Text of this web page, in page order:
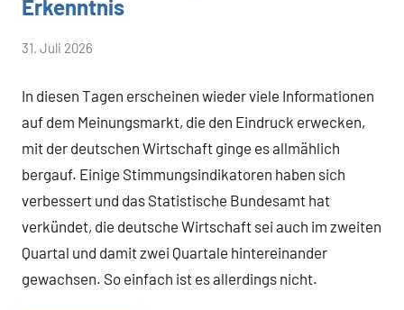
Erkenntnis
von
Flassbeck
31. Juli 2026
In diesen Tagen erscheinen wieder viele Informationen
auf dem Meinungsmarkt, die den Eindruck erwecken,
mit der deutschen Wirtschaft ginge es allmählich
bergauf. Einige Stimmungsindikatoren haben sich
verbessert und das Statistische Bundesamt hat
verkündet, die deutsche Wirtschaft sei auch im zweiten
Quartal und damit zwei Quartale hintereinander
gewachsen. So einfach ist es allerdings nicht.